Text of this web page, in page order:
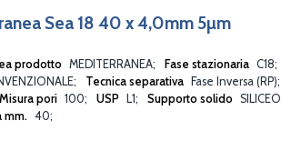
Sea 18 40 x 4,0mm 5µm
prodotto MEDITERRANEA Fase stazionaria C18
Tecnica separativa
Fase Inversa (RP)
Misura pori 100 USP L1 Supporto solido SILICEO
mm.
40